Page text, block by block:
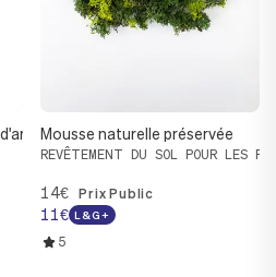
Mousse naturelle préservée
REVÊTEMENT DU SOL POUR LES
14€Prix Public
11€ L&G+
5